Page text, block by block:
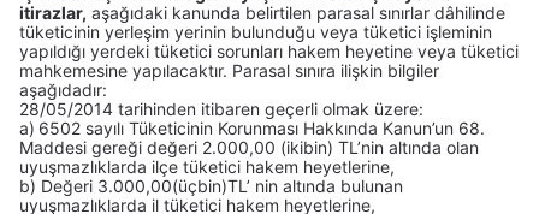
itirazlar, aşağıdaki kanunda belirtilen parasal sınırlar dâhilinde
tüketicinin yerleşim yerinin bulunduğu veya tüketici işleminin
yapıldığı yerdeki tüketici sorunları hakem heyetine veya tüketici
mahkemesine yapılacaktır. Parasal sınıra ilişkin bilgiler
aşağıdadır:
28/05/2014 tarihinden itibaren geçerli olmak üzere:
a) 6502 sayılı Tüketicinin Korunması Hakkında Kanun’un 68.
Maddesi gereği değeri 2.000,00 (ikibin) TL’nin altında olan
uyuşmazlıklarda ilçe tüketici hakem heyetlerine,
b) Değeri 3.000,00(üçbin)TL’ nin altında bulunan
uyuşmazlıklarda il tüketici hakem heyetlerine,